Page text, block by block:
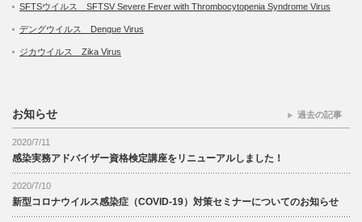
SFTSウイルス SFTSV Severe Fever with Thrombocytopenia Syndrome Virus
デングウイルス Dengue Virus
ジカウイルス Zika Virus
お知らせ
2020/7/11
感染実務アドバイザー資格検定講座をリニューアルしました！
2020/7/10
新型コロナウイルス感染症（COVID-19）対策セミナーについてのお知らせ
過去の記事